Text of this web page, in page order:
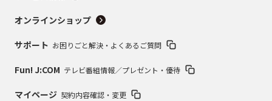
オンラインショップ
サポート お困りごと解決・よくあるご質問
Fun! J:COM テレビ番組情報／プレゼント・優待
マイページ 契約内容確認・変更